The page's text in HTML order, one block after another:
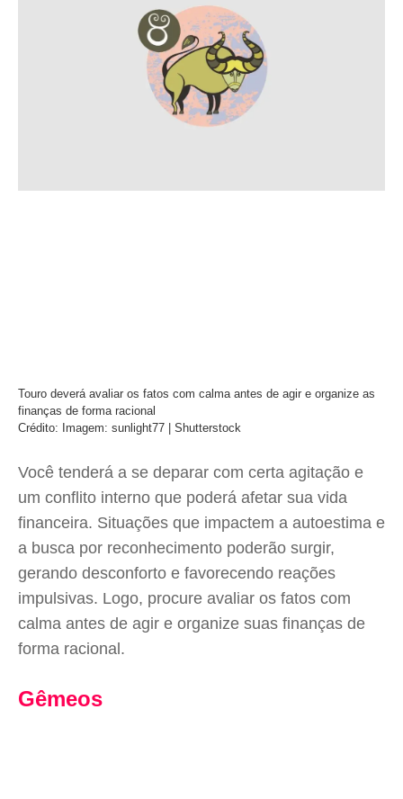
Touro deverá avaliar os fatos com calma antes de agir e organize as
finanças de forma racional
Crédito: Imagem: sunlight77 | Shutterstock
Você tenderá a se deparar com certa agitação e
um conflito interno que poderá afetar sua vida
financeira. Situações que impactem a autoestima e
a busca por reconhecimento poderão surgir,
gerando desconforto e favorecendo reações
impulsivas. Logo, procure avaliar os fatos com
calma antes de agir e organize suas finanças de
forma racional.
Gêmeos